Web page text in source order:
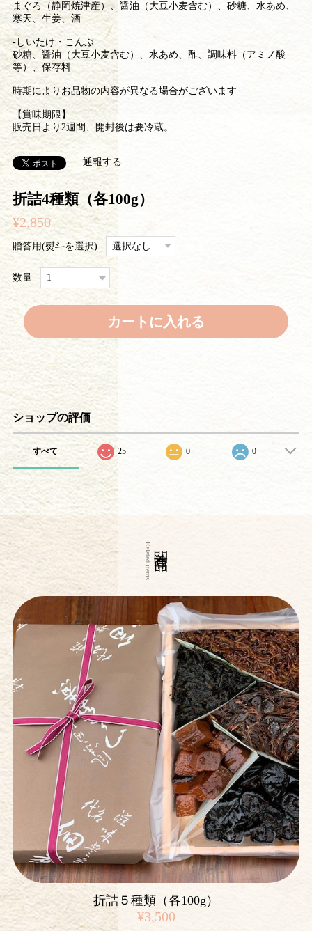
折詰4種類（各100g）
¥2,850
贈答用(熨斗を選択)
数量
カートに入れる
まぐろ（静岡焼津産）、醤油（大豆小麦含む）、砂糖、水あめ、
寒天、生姜、酒
-しいたけ・こんぶ
砂糖、醤油（大豆小麦含む）、水あめ、酢、調味料（アミノ酸
等）、保存料
時期によりお品物の内容が異なる場合がございます
【賞味期限】
販売日より2週間、開封後は要冷蔵。
通報する
ショップの評価
すべて 25 0 0
Related items
折詰５種類（各100g）
¥3,500